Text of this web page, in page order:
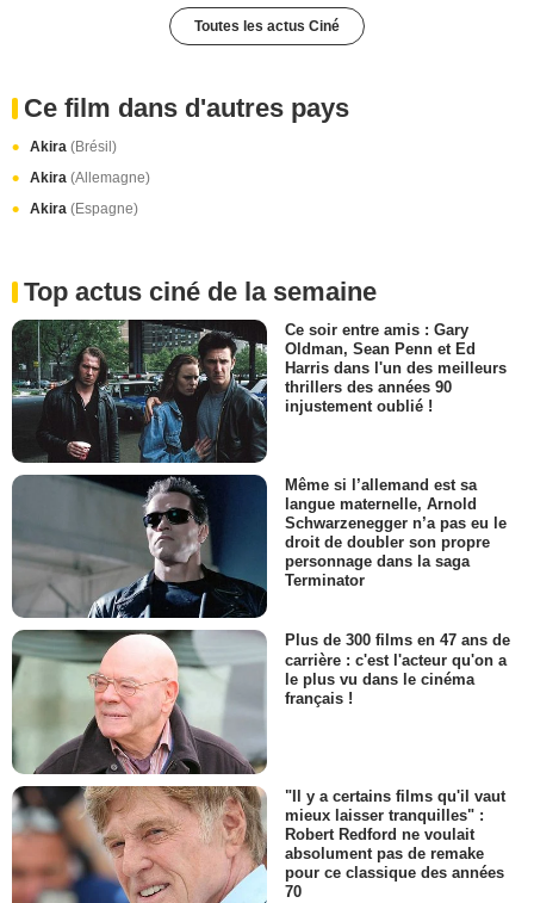
Toutes les actus Ciné
Ce film dans d'autres pays
Akira (Brésil)
Akira (Allemagne)
Akira (Espagne)
Top actus ciné de la semaine
Ce soir entre amis : Gary
Oldman, Sean Penn et Ed
Harris dans l'un des meilleurs
thrillers des années 90
injustement oublié !
Même si l’allemand est sa
langue maternelle, Arnold
Schwarzenegger n’a pas eu le
droit de doubler son propre
personnage dans la saga
Terminator
Plus de 300 films en 47 ans de
carrière : c'est l'acteur qu'on a
le plus vu dans le cinéma
français !
"Il y a certains films qu'il vaut
mieux laisser tranquilles" :
Robert Redford ne voulait
absolument pas de remake
pour ce classique des années
70